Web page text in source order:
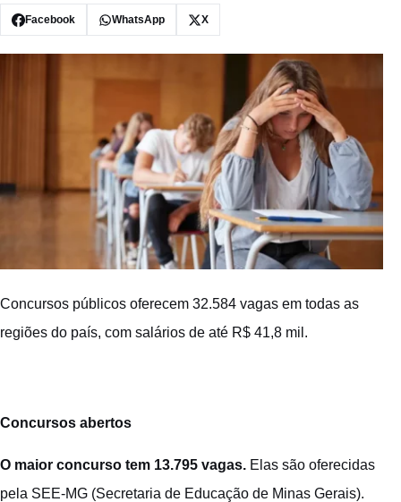
Facebook WhatsApp X
Concursos públicos oferecem 32.584 vagas em todas as
regiões do país, com salários de até R$ 41,8 mil.
Concursos abertos
O maior concurso tem 13.795 vagas. Elas são oferecidas
pela SEE-MG (Secretaria de Educação de Minas Gerais).